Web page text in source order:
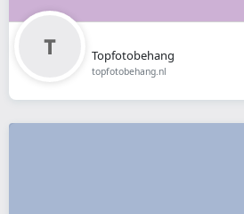
Topfotobehang
topfotobehang.nl